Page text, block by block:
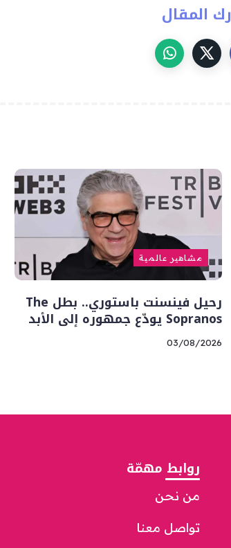
المقال
مشاهير عالمية
رحيل فينسنت باستوري.. بطل The
Sopranos يودّع جمهوره إلى الأبد
03/08/2026
روابط مهمّة
من نحن
تواصل معنا